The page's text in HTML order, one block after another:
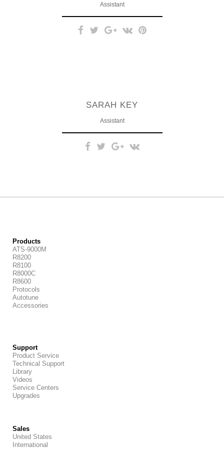
Assistant
molestie consequat, vel illum dolore.
SARAH KEY
Assistant
Products
ATS-9000M
R8200
R8100
R8000C
R8600
Protocols
Autotune
Accessories
Support
Product Service
Technical Support
Library
Videos
Service Centers
Upgrades
Sales
United States
International